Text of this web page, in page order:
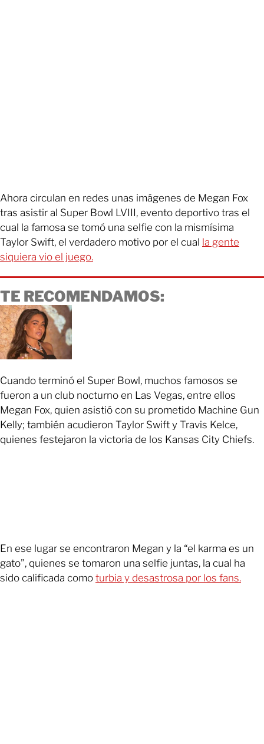
Ahora circulan en redes unas imágenes de Megan Fox
tras asistir al Super Bowl LVIII, evento deportivo tras el
cual la famosa se tomó una selfie con la mismísima
Taylor Swift, el verdadero motivo por el cual la gente
siquiera vio el juego.
TE RECOMENDAMOS:
Cuando terminó el Super Bowl, muchos famosos se
fueron a un club nocturno en Las Vegas, entre ellos
Megan Fox, quien asistió con su prometido Machine Gun
Kelly; también acudieron Taylor Swift y Travis Kelce,
quienes festejaron la victoria de los Kansas City Chiefs.
En ese lugar se encontraron Megan y la “el karma es un
gato”, quienes se tomaron una selfie juntas, la cual ha
sido calificada como turbia y desastrosa por los fans.